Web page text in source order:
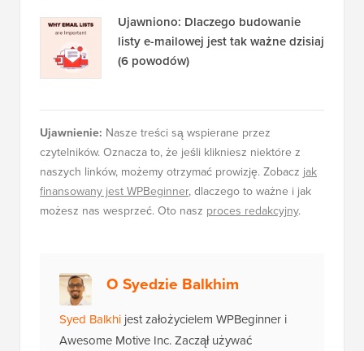
Ujawniono: Dlaczego budowanie
listy e-mailowej jest tak ważne dzisiaj
(6 powodów)
Ujawnienie: Nasze treści są wspierane przez
czytelników. Oznacza to, że jeśli klikniesz niektóre z
naszych linków, możemy otrzymać prowizję. Zobacz jak
finansowany jest WPBeginner, dlaczego to ważne i jak
możesz nas wesprzeć. Oto nasz proces redakcyjny.
O Syedzie Balkhim
Syed Balkhi jest założycielem WPBeginner i
Awesome Motive Inc. Zaczął używać